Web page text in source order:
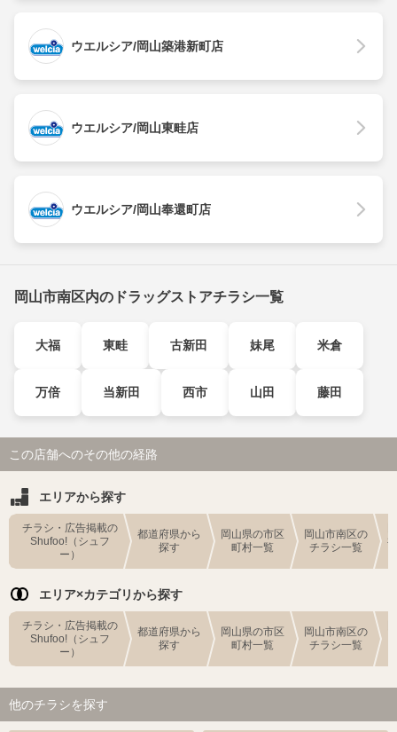
ウエルシア/岡山築港新町店
ウエルシア/岡山東畦店
ウエルシア/岡山奉還町店
岡山市南区内のドラッグストアチラシ一覧
大福 東畦 古新田 妹尾 米倉
万倍 当新田 西市 山田 藤田
この店舗へのその他の経路
エリアから探す
チラシ・広告掲載の
Shufoo!（シュフ
ー）
都道府県から
探す
岡山県の市区
町村一覧
岡山市南区の
チラシ一覧
エリア×カテゴリから探す
チラシ・広告掲載の
Shufoo!（シュフ
ー）
都道府県から
探す
岡山県の市区
町村一覧
岡山市南区の
チラシ一覧
他のチラシを探す